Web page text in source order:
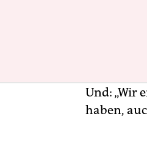
In seiner
Jüsten
Und: „Wir
haben,